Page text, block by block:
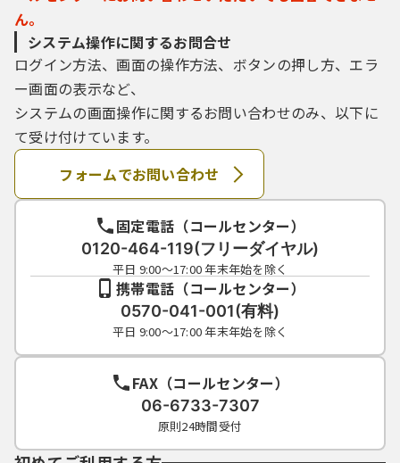
ん。
システム操作に関するお問合せ
ログイン方法、画面の操作方法、ボタンの押し方、エラ
ー画面の表示など、
システムの画面操作に関するお問い合わせのみ、以下に
て受け付けています。
フォームでお問い合わせ
固定電話（コールセンター）
0120-464-119(フリーダイヤル)
平日 9:00～17:00 年末年始を除く
携帯電話（コールセンター）
0570-041-001(有料)
平日 9:00～17:00 年末年始を除く
FAX（コールセンター）
06-6733-7307
原則24時間受付